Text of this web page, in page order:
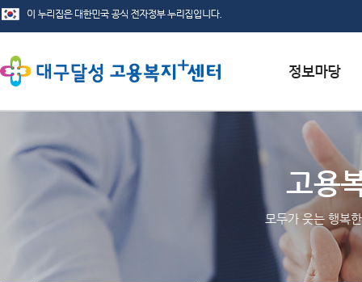
서식자료실
채용정보
인재정보
관련사이트
고용
모두가 웃는 행복